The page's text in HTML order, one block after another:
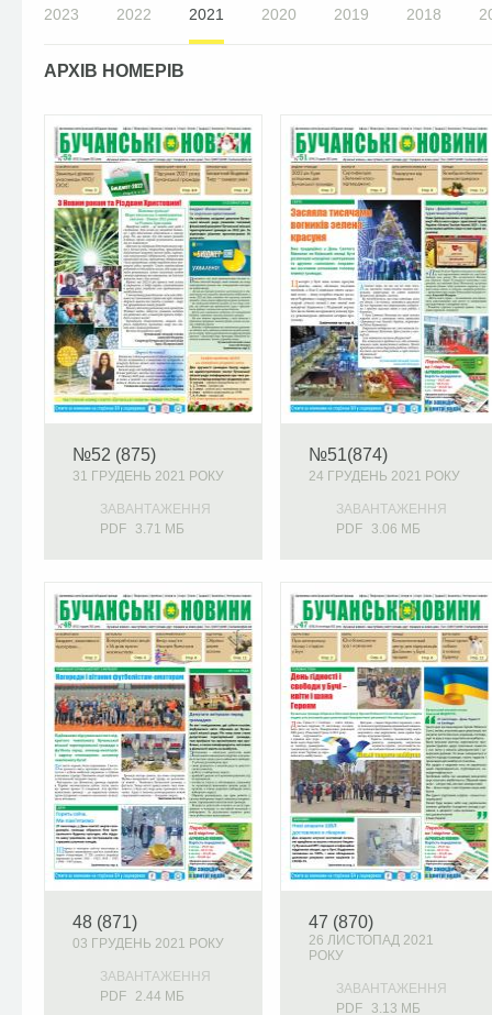
2023 2022 2021 2020 2019 2018
АРХІВ НОМЕРІВ
№52 (875)
31 ГРУДЕНЬ 2021 РОКУ
ЗАВАНТАЖЕННЯ
PDF
3.71 МБ
№51(874)
24 ГРУДЕНЬ 2021 РОКУ
ЗАВАНТАЖЕННЯ
PDF
3.06 МБ
48 (871)
03 ГРУДЕНЬ 2021 РОКУ
ЗАВАНТАЖЕННЯ
PDF 2.44 МБ
47 (870)
26 ЛИСТОПАД 2021
РОКУ
ЗАВАНТАЖЕННЯ
PDF
3.13 МБ